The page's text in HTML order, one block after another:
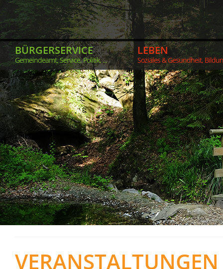
BÜRGERSERVICE
Gemeindeamt, Service, Politik, ...
LEBEN
Soziales & Gesundheit,
VERANSTALTUNGEN